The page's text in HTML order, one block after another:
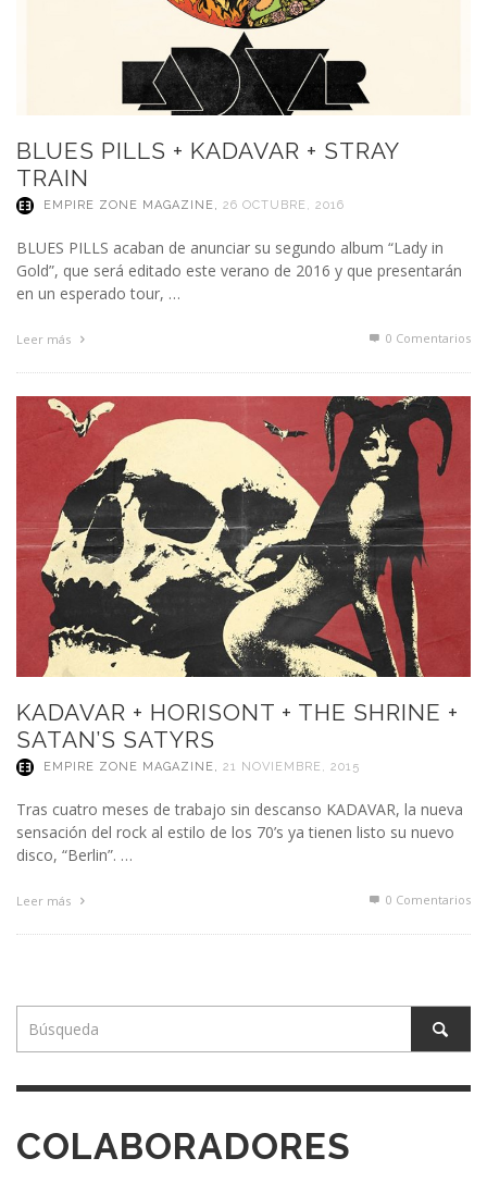
BLUES PILLS + KADAVAR + STRAY
TRAIN
EMPIRE ZONE MAGAZINE, 26 OCTUBRE, 2016
BLUES PILLS acaban de anunciar su segundo album “Lady in
Gold”, que será editado este verano de 2016 y que presentarán
en un esperado tour, …
Leer más 0 Comentarios
KADAVAR + HORISONT + THE SHRINE +
SATAN’S SATYRS
EMPIRE ZONE MAGAZINE, 21 NOVIEMBRE, 2015
Tras cuatro meses de trabajo sin descanso KADAVAR, la nueva
sensación del rock al estilo de los 70’s ya tienen listo su nuevo
disco, “Berlin”. …
Leer más 0 Comentarios
COLABORADORES